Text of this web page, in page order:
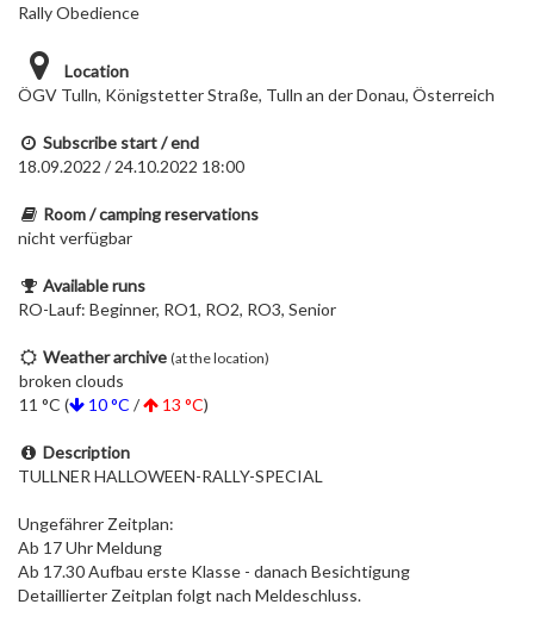
Rally Obedience
Location
ÖGV Tulln, Königstetter Straße, Tulln an der Donau, Österreich
Subscribe start / end
18.09.2022 / 24.10.2022 18:00
Room / camping reservations
nicht verfügbar
Available runs
RO-Lauf: Beginner, RO1, RO2, RO3, Senior
Weather archive (at the location)
broken clouds
11 °C (
10 °C / 13 °C)
Description
TULLNER HALLOWEEN-RALLY-SPECIAL
Ungefährer Zeitplan:
Ab 17 Uhr Meldung
Ab 17.30 Aufbau erste Klasse - danach Besichtigung
Detaillierter Zeitplan folgt nach Meldeschluss.